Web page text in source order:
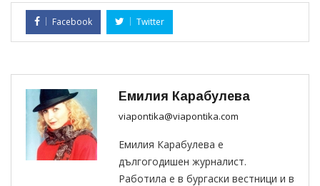
Facebook Twitter
Емилия Карабулева
viapontika@viapontika.com
Емилия Карабулева е
дългогодишен журналист.
Работила е в бургаски вестници и в